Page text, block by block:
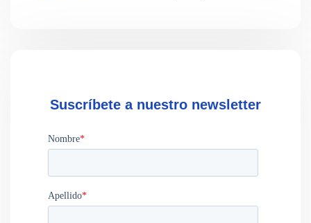
Suscríbete a nuestro newsletter